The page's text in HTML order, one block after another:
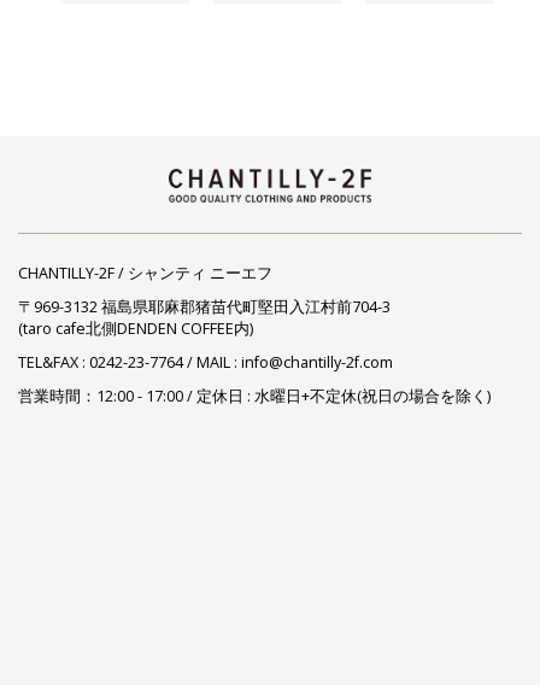
CHANTILLY-2F / シャンティ ニーエフ
〒969-3132 福島県耶麻郡猪苗代町堅田入江村前704-3
(taro cafe北側DENDEN COFFEE内)
TEL&FAX : 0242-23-7764/ MAIL : info@chantilly-2f.com
営業時間：12:00 - 17:00 / 定休日 : 水曜日+不定休(祝日の場合を除く)